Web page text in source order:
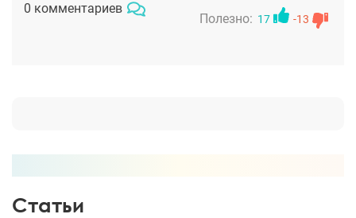
искривленную перегородку, восстановили
дыхание, убрали горбинку. Я перестала думать о
0 комментариев
Полезно: 17 -13
Статьи